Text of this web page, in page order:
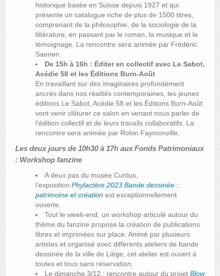
historique basée en Suisse depuis 1927 et qui
présente un catalogue riche de plus de 1500 titres,
comprenant de la philosophie, de la sociologie de la
littérature, en passant par le roman, la musique et le
témoignage. La rencontre sera animée par Frédéric
Saenen.
De 15h à 16h : Éditer en collectif avec Le Sabot,
Acédie 58 et les Éditions Burn-Août
En travaillant sur des imaginaires profondément
ancrés dans nos réalités contemporaines, les jeunes
éditions Le Sabot, Acédie 58 et les Éditions Burn-Août
vont venir clôturer ce salon en venant nous parler de
l’édition collectif et de leurs travails collaboratifs. La
rencontre sera animée par Robin Faymonville.
Les deux jours de 10h30 à 17h aux Fonds Patrimoniaux
: Workshop fanzine
A deux pas du musée Curtius,
l’exposition Phylactère 2023 Bande dessinée :
patrimoine et créationest exceptionnellement
ouverte.
Tout le week-end, un workshop articulé autour du
thème du fanzine propose la création de publications
libres et imprimées sur place. Animé par plusieurs
artistes et organisé avec différents ateliers de bande
dessinée de la ville de Liège, cet atelier est ouvert à
toutes et tous sans réservation.
Le dimanche 3/12 : rencontre autour du projet Blow